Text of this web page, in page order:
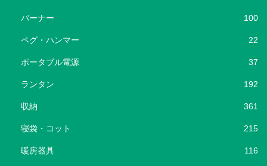
バーナー 100
ペグ・ハンマー 22
ポータブル電源 37
ランタン 192
収納 361
寝袋・コット 215
暖房器具 116